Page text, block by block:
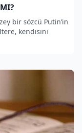
bir sözcü Putin’in
kendisini